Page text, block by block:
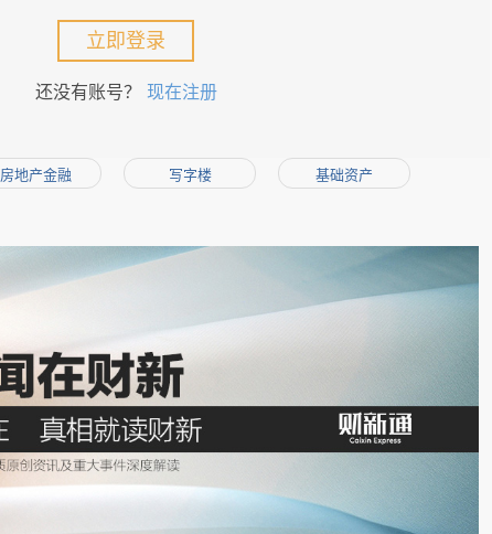
供应量来看，核心区域的占比只有
即可吸纳100万的写字楼供应量。
几宗地块都是由中信、安邦、中金、万通等各大金主持有。一
；另一方面，有相当一部分面积是自用，甚至中信旗下的各个
楼层和房间号。
上海的写字楼总体供应量是北京的
没有像北京一样只有 CBD
是因为这种聚集效应的驱使，使得北京的写字楼租金远高于上
核心的驱动因素是城市格局以及空间格局的变化。城市的本质
换量。写字楼的物理空间简单而言就是一个商业交易效率的工
立即登录
还没有账号？ 现在注册
房地产金融 写字楼 基础资产